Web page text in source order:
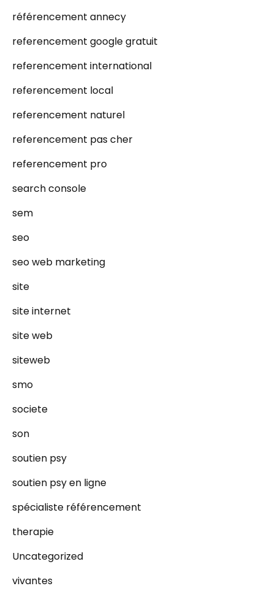
référencement annecy
referencement google gratuit
referencement international
referencement local
referencement naturel
referencement pas cher
referencement pro
search console
sem
seo
seo web marketing
site
site internet
site web
siteweb
smo
societe
son
soutien psy
soutien psy en ligne
spécialiste référencement
therapie
Uncategorized
vivantes